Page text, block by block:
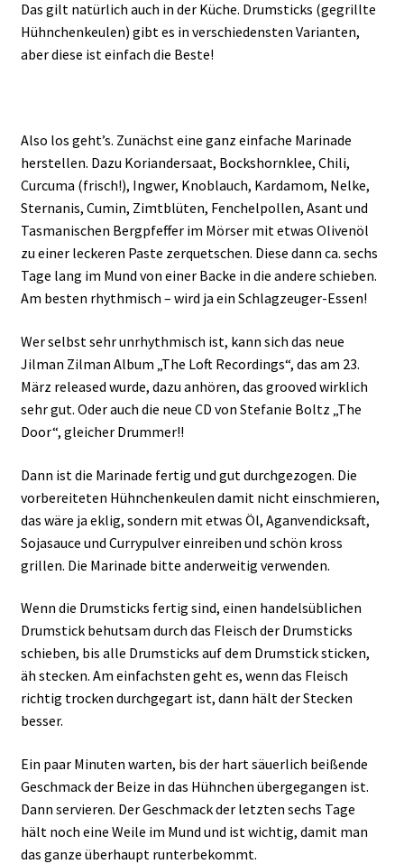
Das gilt natürlich auch in der Küche. Drumsticks (gegrillte
Hühnchenkeulen) gibt es in verschiedensten Varianten,
aber diese ist einfach die Beste!
Also los geht’s. Zunächst eine ganz einfache Marinade
herstellen. Dazu Koriandersaat, Bockshornklee, Chili,
Curcuma (frisch!), Ingwer, Knoblauch, Kardamom, Nelke,
Sternanis, Cumin, Zimtblüten, Fenchelpollen, Asant und
Tasmanischen Bergpfeffer im Mörser mit etwas Olivenöl
zu einer leckeren Paste zerquetschen. Diese dann ca. sechs
Tage lang im Mund von einer Backe in die andere schieben.
Am besten rhythmisch – wird ja ein Schlagzeuger-Essen!
Wer selbst sehr unrhythmisch ist, kann sich das neue
Jilman Zilman Album „The Loft Recordings“, das am 23.
März released wurde, dazu anhören, das grooved wirklich
sehr gut. Oder auch die neue CD von Stefanie Boltz „The
Door“, gleicher Drummer!!
Dann ist die Marinade fertig und gut durchgezogen. Die
vorbereiteten Hühnchenkeulen damit nicht einschmieren,
das wäre ja eklig, sondern mit etwas Öl, Aganvendicksaft,
Sojasauce und Currypulver einreiben und schön kross
grillen. Die Marinade bitte anderweitig verwenden.
Wenn die Drumsticks fertig sind, einen handelsüblichen
Drumstick behutsam durch das Fleisch der Drumsticks
schieben, bis alle Drumsticks auf dem Drumstick sticken,
äh stecken. Am einfachsten geht es, wenn das Fleisch
richtig trocken durchgegart ist, dann hält der Stecken
besser.
Ein paar Minuten warten, bis der hart säuerlich beißende
Geschmack der Beize in das Hühnchen übergegangen ist.
Dann servieren. Der Geschmack der letzten sechs Tage
hält noch eine Weile im Mund und ist wichtig, damit man
das ganze überhaupt runterbekommt.